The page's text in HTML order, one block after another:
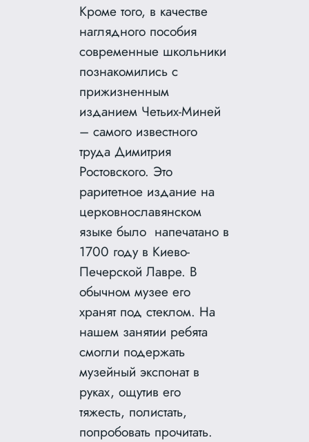
Кроме того, в качестве
наглядного пособия
современные школьники
познакомились с
прижизненным
изданием Четьих-Миней
– самого известного
труда Димитрия
Ростовского. Это
раритетное издание на
церковнославянском
языке было напечатано в
1700 году в Киево-
Печерской Лавре. В
обычном музее его
хранят под стеклом. На
нашем занятии ребята
смогли подержать
музейный экспонат в
руках, ощутив его
тяжесть, полистать,
попробовать прочитать.